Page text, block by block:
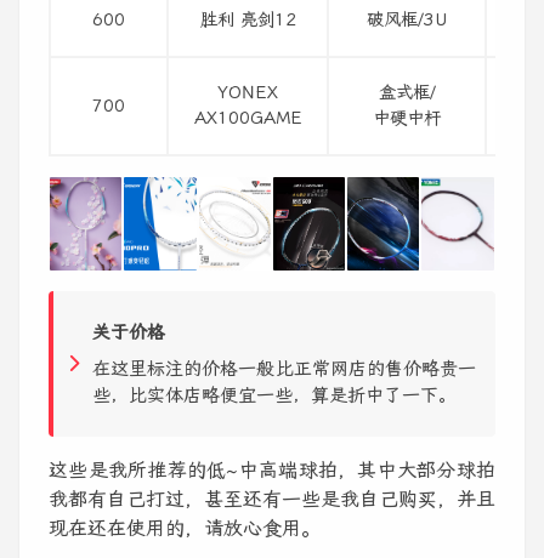
600 胜利 亮剑12 破风框/3U
700
YONEX
AX100GAME
盒式框/
中硬中杆
关于价格
在这里标注的价格一般比正常网店的售价略贵一
些，比实体店略便宜一些，算是折中了一下。
这些是我所推荐的低~中高端球拍，其中大部分球拍
我都有自己打过，甚至还有一些是我自己购买，并且
现在还在使用的，请放心食用。